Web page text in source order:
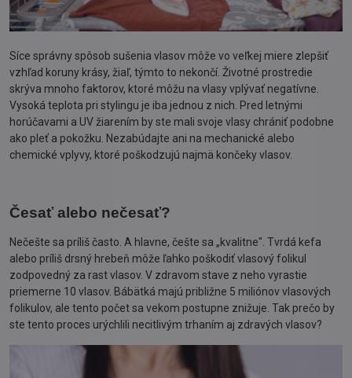
Síce správny spôsob sušenia vlasov môže vo veľkej miere zlepšiť
vzhľad koruny krásy, žiaľ, týmto to nekončí. Životné prostredie
skrýva mnoho faktorov, ktoré môžu na vlasy vplývať negatívne.
Vysoká teplota pri stylingu je iba jednou z nich. Pred letnými
horúčavami a UV žiarením by ste mali svoje vlasy chrániť podobne
ako pleť a pokožku. Nezabúdajte ani na mechanické alebo
chemické vplyvy, ktoré poškodzujú najmä končeky vlasov.
Česať alebo nečesať?
Nečešte sa príliš často. A hlavne, češte sa „kvalitne". Tvrdá kefa
alebo príliš drsný hrebeň môže ľahko poškodiť vlasový folikul
zodpovedný za rast vlasov. V zdravom stave z neho vyrastie
priemerne 10 vlasov. Bábätká majú približne 5 miliónov vlasových
folikulov, ale tento počet sa vekom postupne znižuje. Tak prečo by
ste tento proces urýchlili necitlivým trhaním aj zdravých vlasov?